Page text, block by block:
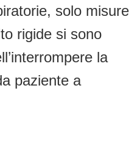
solo misure
rigide si sono
la
paziente a